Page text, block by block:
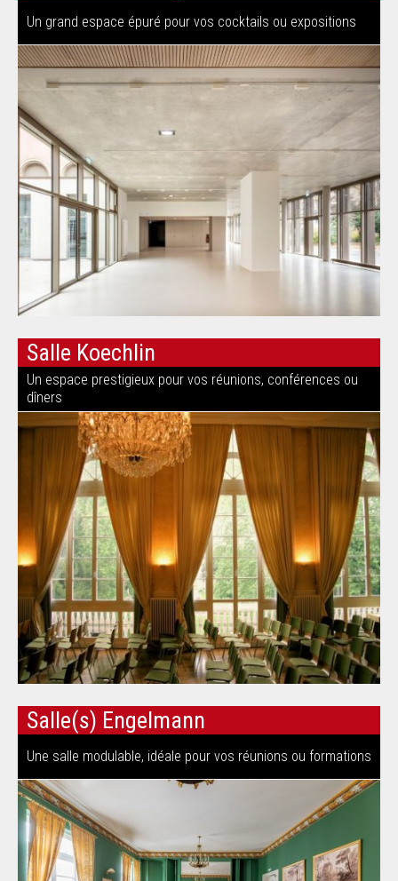
Un grand espace épuré pour vos cocktails ou expositions
Salle Koechlin
Un espace prestigieux pour vos réunions, conférences ou
dîners
Salle(s) Engelmann
Une salle modulable, idéale pour vos réunions ou formations